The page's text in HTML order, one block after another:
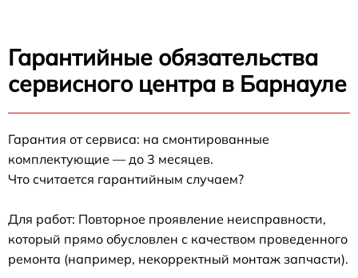
Гарантийные обязательства
сервисного центра в Барнауле
Гарантия от сервиса: на смонтированные
комплектующие — до 3 месяцев.
Что считается гарантийным случаем?
Для работ: Повторное проявление неисправности,
который прямо обусловлен с качеством проведенного
ремонта (например, некорректный монтаж запчасти).